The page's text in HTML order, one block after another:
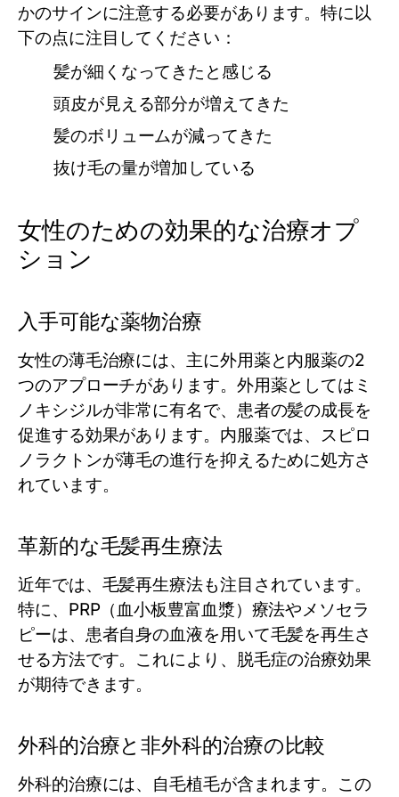
かのサインに注意する必要があります。特に以
下の点に注目してください：
髪が細くなってきたと感じる
頭皮が見える部分が増えてきた
髪のボリュームが減ってきた
抜け毛の量が増加している
女性のための効果的な治療オプ
ション
入手可能な薬物治療
女性の薄毛治療には、主に外用薬と内服薬の2
つのアプローチがあります。外用薬としてはミ
ノキシジルが非常に有名で、患者の髪の成長を
促進する効果があります。内服薬では、スピロ
ノラクトンが薄毛の進行を抑えるために処方さ
れています。
革新的な毛髪再生療法
近年では、毛髪再生療法も注目されています。
特に、PRP（血小板豊富血漿）療法やメソセラ
ピーは、患者自身の血液を用いて毛髪を再生さ
せる方法です。これにより、脱毛症の治療効果
が期待できます。
外科的治療と非外科的治療の比較
外科的治療には、自毛植毛が含まれます。この